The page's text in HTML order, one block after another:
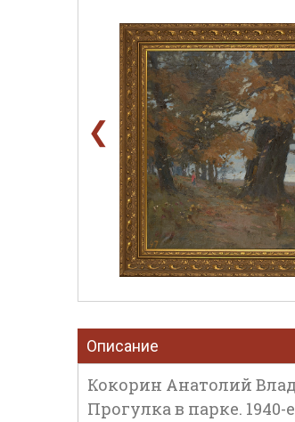
❮
Описание
Кокорин Анатолий
Прогулка в парке. 1940-